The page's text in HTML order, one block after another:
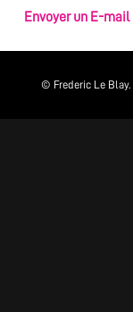
Envoyer un E-mail
© Frederic Le Blay.